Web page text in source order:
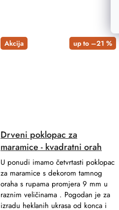
Akcija up to –21 %
Drveni poklopac za
maramice - kvadratni orah
U ponudi imamo četvrtasti poklopac
za maramice s dekorom tamnog
oraha s rupama promjera 9 mm u
raznim veličinama . Pogodan je za
izradu heklanih ukrasa od konca i